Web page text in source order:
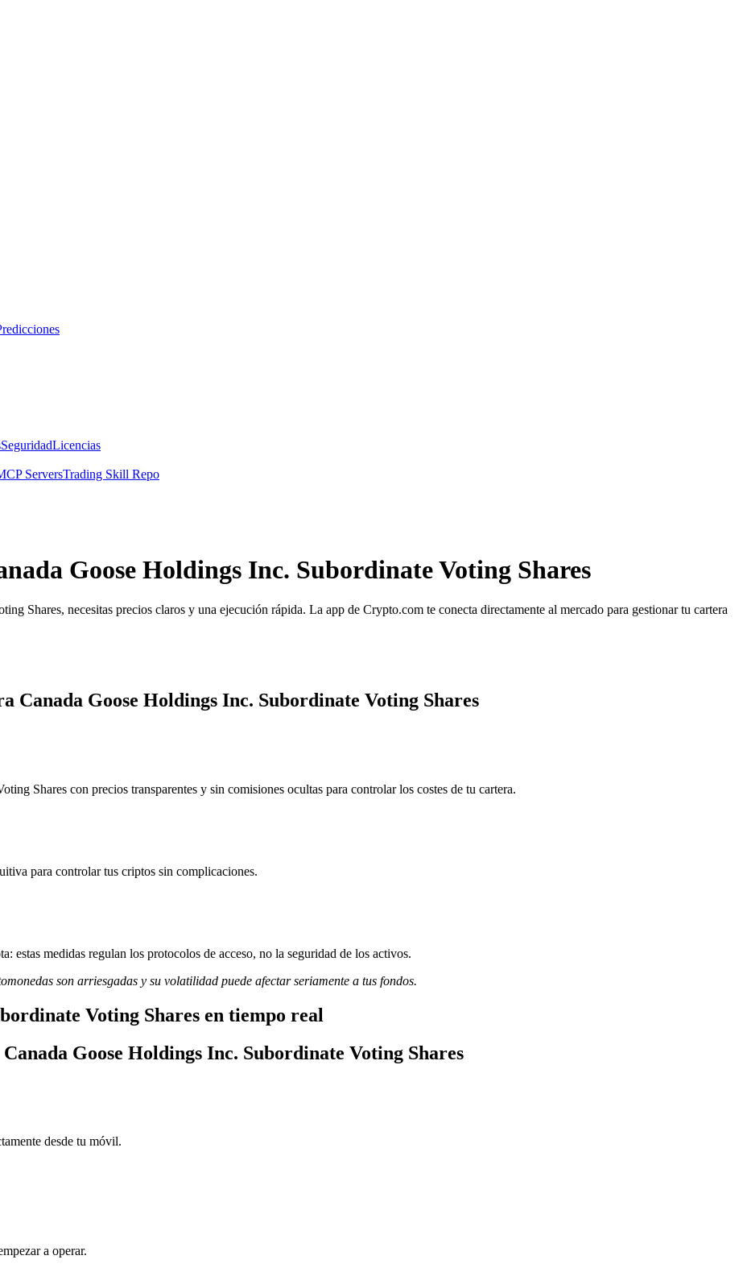
SeguridadLicencias
ServersTrading Skill Repo
Goose Holdings Inc. Subordinate Voting Shares
Shares, necesitas precios claros y una ejecución rápida. La app de Crypto.com te conecta directamente al mercado para gestionar tu cartera
Canada Goose Holdings Inc. Subordinate Voting Shares
Shares con precios transparentes y sin comisiones ocultas para controlar los costes de tu cartera.
para controlar tus criptos sin complicaciones.
estas medidas regulan los protocolos de acceso, no la seguridad de los activos.
son arriesgadas y su volatilidad puede afectar seriamente a tus fondos.
Voting Shares en tiempo real
Goose Holdings Inc. Subordinate Voting Shares
desde tu móvil.
a operar.